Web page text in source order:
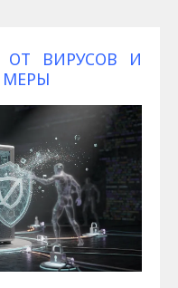
ОТ ВИРУСОВ И
МЕРЫ